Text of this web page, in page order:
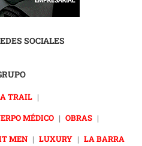
SOCIALES
TRAIL |
MÉDICO | OBRAS |
MEN | LUXURY | LA BARRA